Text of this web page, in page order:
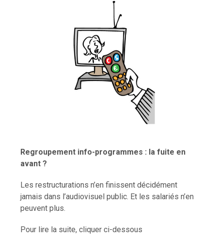
Regroupement info-programmes : la fuite en
avant ?
Les restructurations n’en finissent décidément
jamais dans l’audiovisuel public. Et les salariés n’en
peuvent plus.
Pour lire la suite, cliquer ci-dessous